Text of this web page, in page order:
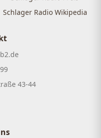
Schlager Radio Wikipedia
43-44